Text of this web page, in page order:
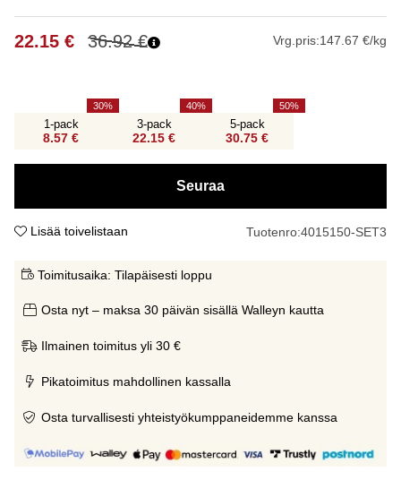
36.92€
22.15 € Vrg.pris:147.67 €/kg
1-pack
8.57 €
30
3-pack
22.15 €
40
5-pack
30.75 €
50
Seuraa
Lisää toivelistaan Tuotenro:4015150-SET3
Toimitusaika: Tilapäisesti loppu
Osta nyt – maksa 30 päivän sisällä Walleyn kautta
Ilmainen toimitus yli 30 €
Pikatoimitus mahdollinen kassalla
Osta turvallisesti yhteistyökumppaneidemme kanssa